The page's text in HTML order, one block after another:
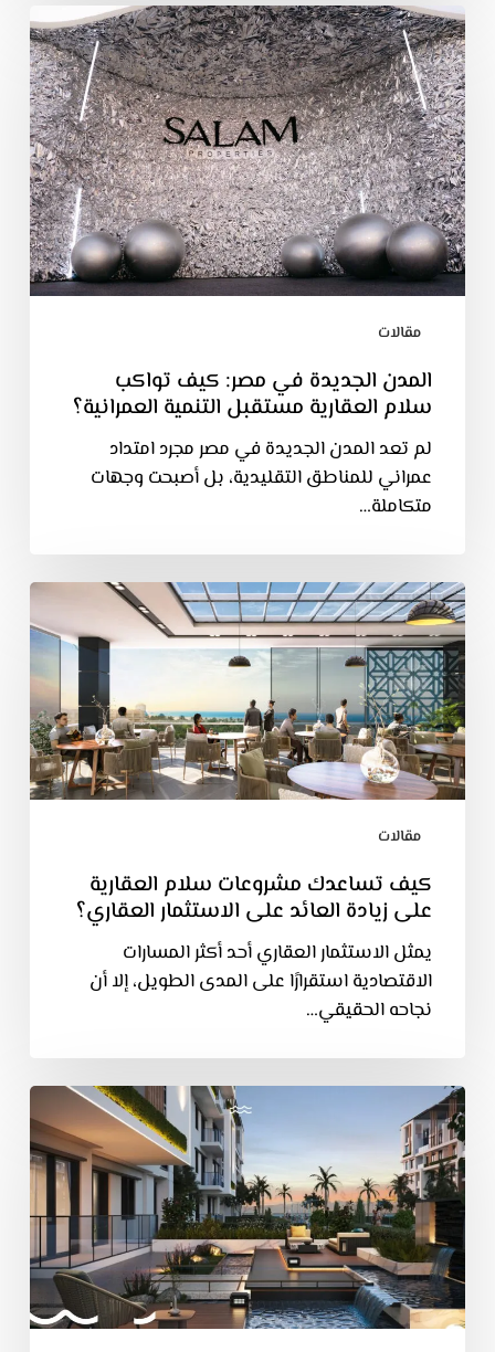
مقالات
المدن الجديدة في مصر: كيف تواكب
سلام العقارية مستقبل التنمية العمرانية؟
لم تعد المدن الجديدة في مصر مجرد امتداد
عمراني للمناطق التقليدية، بل أصبحت وجهات
متكاملة…
مقالات
كيف تساعدك مشروعات سلام العقارية
على زيادة العائد على الاستثمار العقاري؟
يمثل الاستثمار العقاري أحد أكثر المسارات
الاقتصادية استقرارًا على المدى الطويل، إلا أن
نجاحه الحقيقي…